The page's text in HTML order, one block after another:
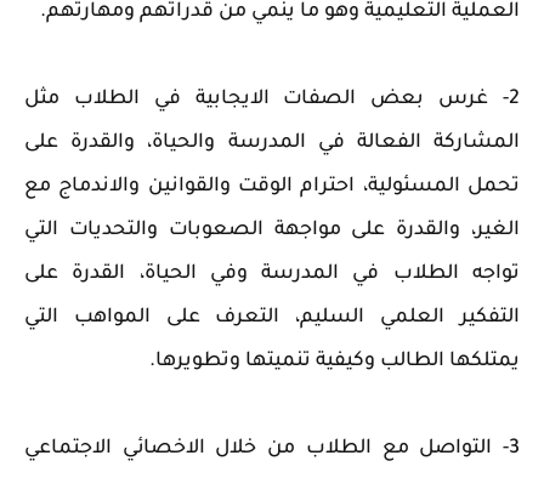
العملية التعليمية وهو ما ينمي من قدراتهم ومهارتهم.
2- غرس بعض الصفات الايجابية في الطلاب مثل
المشاركة الفعالة في المدرسة والحياة، والقدرة على
تحمل المسئولية، احترام الوقت والقوانين والاندماج مع
الغير، والقدرة على مواجهة الصعوبات والتحديات التي
تواجه الطلاب في المدرسة وفي الحياة، القدرة على
التفكير العلمي السليم، التعرف على المواهب التي
يمتلكها الطالب وكيفية تنميتها وتطويرها.
3- التواصل مع الطلاب من خلال الاخصائي الاجتماعي